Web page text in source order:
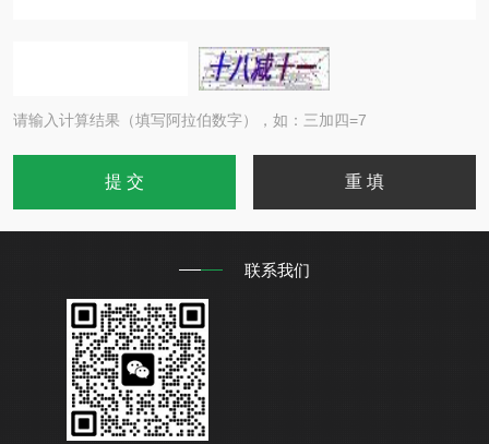
请输入计算结果（填写阿拉伯数字），如：三加四=7
联系我们